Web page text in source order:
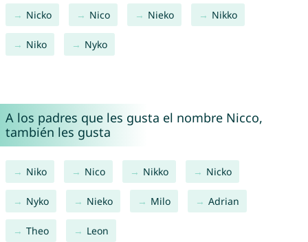
Nicko Nico Nieko Nikko
Niko Nyko
A los padres que les gusta el nombre Nicco,
también les gusta
Niko Nico Nikko Nicko
Nyko Nieko Milo Adrian
Theo Leon